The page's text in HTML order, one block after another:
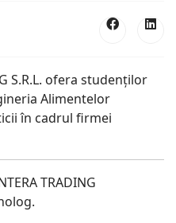
S.R.L. ofera studenților
Alimentelor
în cadrul firmei
TRADING